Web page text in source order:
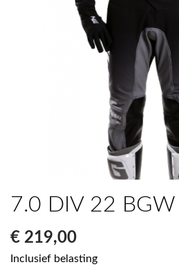
7.0 DIV 22 BGW
€ 219,00
Inclusief belasting